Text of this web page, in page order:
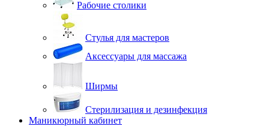
Рабочие столики
Стулья для мастеров
Аксессуары для массажа
Ширмы
Стерилизация и дезинфекция
Маникюрный кабинет